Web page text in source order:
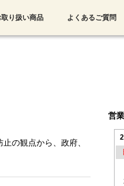
取り扱い商品 よくあるご質問
の観点から、政府、
営